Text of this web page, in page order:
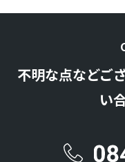
不明な点などご
い